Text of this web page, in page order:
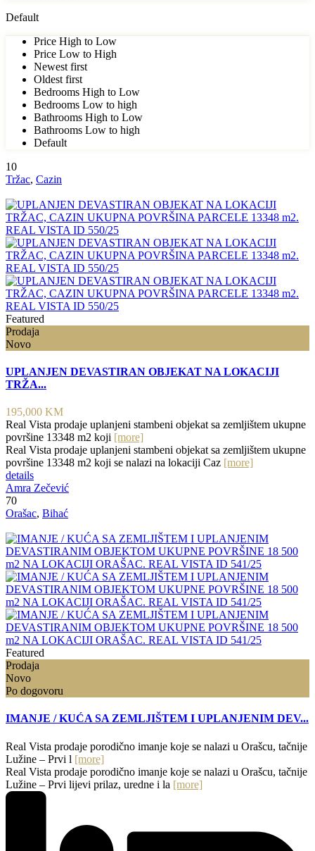
Default
Price High to Low
Price Low to High
Newest first
Oldest first
Bedrooms High to Low
Bedrooms Low to high
Bathrooms High to Low
Bathrooms Low to high
Default
10
Tržac, Cazin
Featured
Prodaja
Novo
UPLANJEN DEVASTIRAN OBJEKAT NA LOKACIJI
TRŽA...
195,000 KM
Real Vista prodaje uplanjeni stambeni objekat sa zemljištem ukupne
površine 13348 m2 koji [more]
Real Vista prodaje uplanjeni stambeni objekat sa zemljištem ukupne
površine 13348 m2 koji se nalazi na lokaciji Caz [more]
details
Amra Zečević
70
Orašac, Bihać
Featured
Prodaja
Novo
Po dogovoru
IMANJE / KUĆA SA ZEMLJIŠTEM I UPLANJENIM DEV...
Real Vista prodaje porodično imanje koje se nalazi u Orašcu, tačnije
Lužine – Prvi l [more]
Real Vista prodaje porodično imanje koje se nalazi u Orašcu, tačnije
Lužine – Prvi lijevi prilaz, uredne i la [more]